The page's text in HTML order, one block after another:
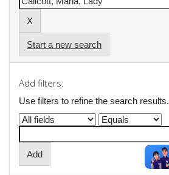
Start a new search
Add filters:
Use filters to refine the search results.